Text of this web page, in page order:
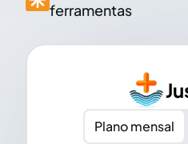
ferramentas
Plano mensal